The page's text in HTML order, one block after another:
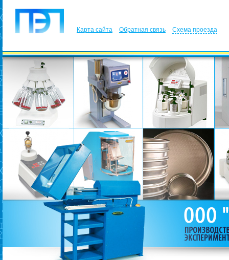
Карта сайта Обратная связь Схема проезда